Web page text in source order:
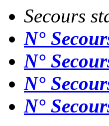
Secours
N°
N°
N°
N°